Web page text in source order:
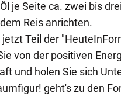
je Seite ca. zwei bis
Reis anrichten.
jetzt Teil der
von der positiven
und holen Sie sich
geht's zu den